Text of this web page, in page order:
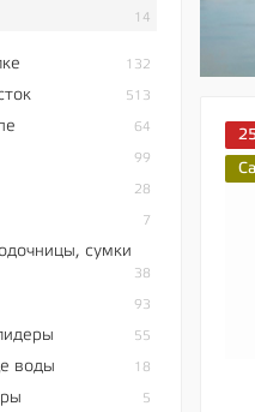
14
132
513
64
99
28
7
сумки
38
93
55
воды 18
5